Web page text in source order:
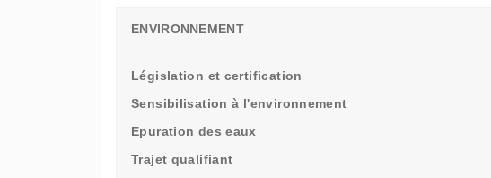
ENVIRONNEMENT
Législation et certification
Sensibilisation à l'environnement
Epuration des eaux
Trajet qualifiant